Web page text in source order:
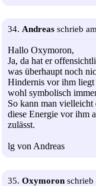
34. Andreas schrieb
Hallo Oxymoron,
Ja, da hat er
was überhaupt noch
Hindernis vor ihm liegt
wohl symbolisch
So kann man vielleicht
diese Energie vor ihm
zulässt.
lg von Andreas
35. Oxymoron schrieb